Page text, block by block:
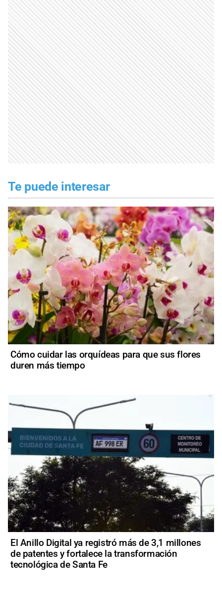
Te puede interesar
Cómo cuidar las orquídeas para que sus flores
duren más tiempo
El Anillo Digital ya registró más de 3,1 millones
de patentes y fortalece la transformación
tecnológica de Santa Fe